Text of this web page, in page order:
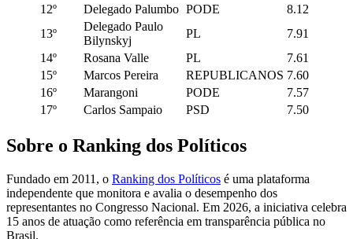
12º
Delegado Palumbo PODE
8.12
13º
Delegado Paulo
Bilynskyj
PL
7.91
14º
Rosana Valle PL
7.61
15º
Marcos Pereira REPUBLICANOS 7.60
16º
Marangoni PODE
7.57
17º
Carlos Sampaio PSD 7.50
Sobre o Ranking dos Políticos
Fundado em 2011, o Ranking dos Políticos é uma plataforma
independente que monitora e avalia o desempenho dos
representantes no Congresso Nacional. Em 2026, a iniciativa celebra
15 anos de atuação como referência em transparência pública no
Brasil.